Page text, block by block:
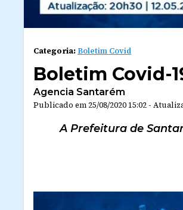
Categoria:Boletim Covid
Boletim Covid-
Agencia Santarém
Publicado em 25/08/2020 15:02 -
A Prefeitura de